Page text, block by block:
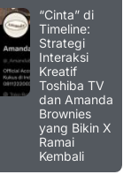
“Cinta” di
Timeline:
Strategi
Interaksi
Kreatif
Toshiba TV
dan Amanda
Brownies
yang Bikin X
Ramai
Kembali